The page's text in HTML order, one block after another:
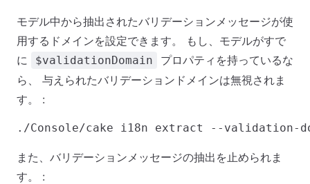
モデル中から抽出されたバリデーションメッセージが使
用するドメインを設定できます。 もし、モデルがすで
に
$validationDomain
プロパティを持っているな
ら、 与えられたバリデーションドメインは無視されま
す。 :
また、バリデーションメッセージの抽出を止められま
す。 :